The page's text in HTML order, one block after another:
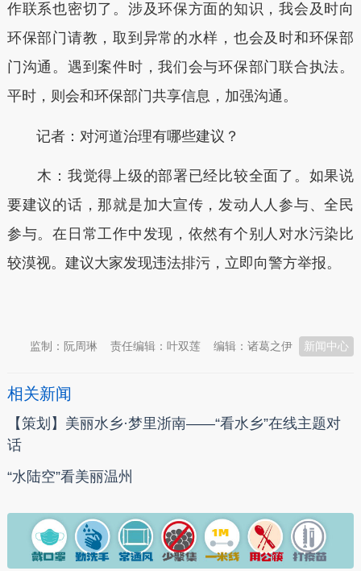
作联系也密切了。涉及环保方面的知识，我会及时向
环保部门请教，取到异常的水样，也会及时和环保部
门沟通。遇到案件时，我们会与环保部门联合执法。
平时，则会和环保部门共享信息，加强沟通。
记者：对河道治理有哪些建议？
木：我觉得上级的部署已经比较全面了。如果说
要建议的话，那就是加大宣传，发动人人参与、全民
参与。在日常工作中发现，依然有个别人对水污染比
较漠视。建议大家发现违法排污，立即向警方举报。
新闻中心
编辑：诸葛之伊
责任编辑：叶双莲
监制：阮周琳
相关新闻
【策划】美丽水乡·梦里浙南——“看水乡”在线主题对
话
“水陆空”看美丽温州